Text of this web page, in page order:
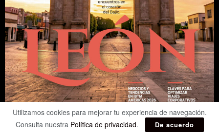
Utilizamos cookies para mejorar tu experiencia de navegación.
Consulta nuestra Política de privacidad. De acuerdo